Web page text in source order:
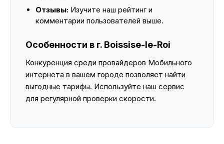
Отзывы: Изучите наш рейтинг и
комментарии пользователей выше.
Особенности в г. Boissise-le-Roi
Конкуренция среди провайдеров Мобильного
интернета в вашем городе позволяет найти
выгодные тарифы. Используйте наш сервис
для регулярной проверки скорости.